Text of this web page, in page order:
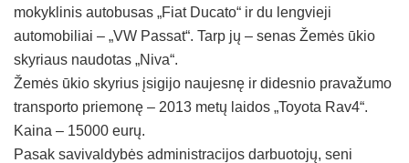
mokyklinis autobusas „Fiat Ducato“ ir du lengvieji
automobiliai – „VW Passat“. Tarp jų – senas Žemės ūkio
skyriaus naudotas „Niva“.
Žemės ūkio skyrius įsigijo naujesnę ir didesnio pravažumo
transporto priemonę – 2013 metų laidos „Toyota Rav4“.
Kaina – 15000 eurų.
Pasak savivaldybės administracijos darbuotojų, seni